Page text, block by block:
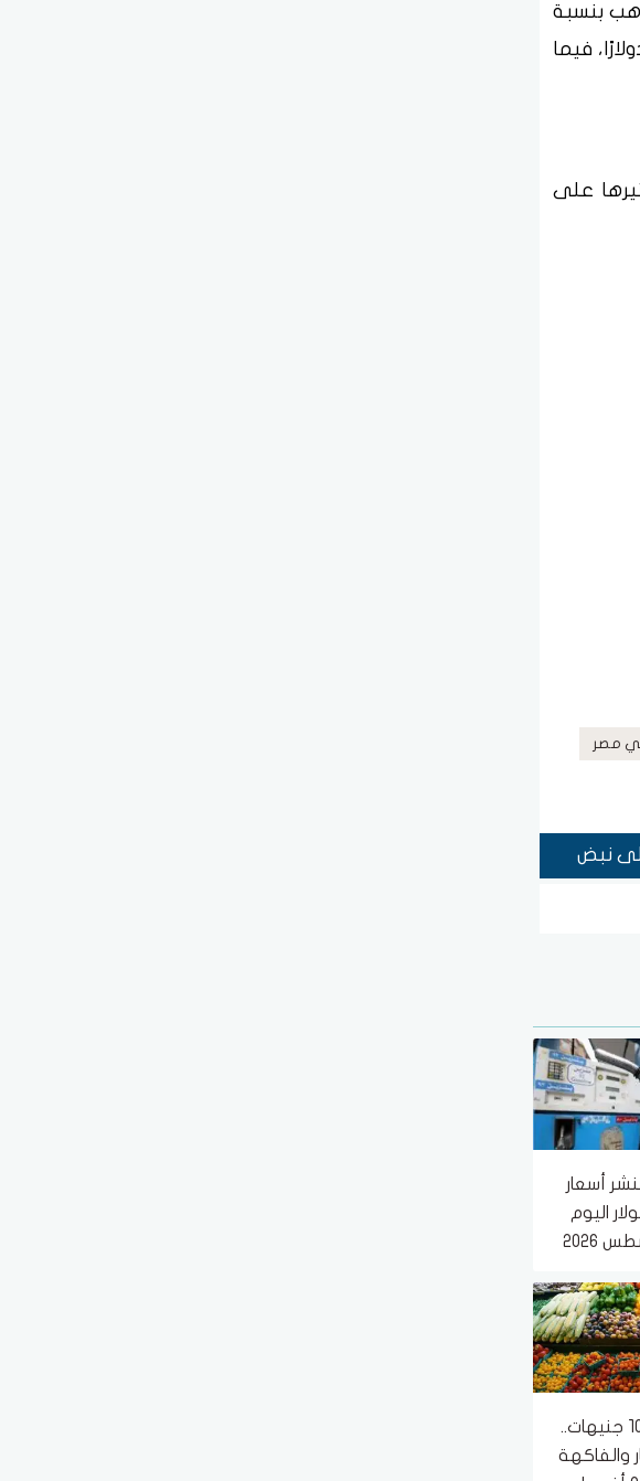
بنسبة
مستوى عند 4451 دولارًا للأوقية، بعد أن افتتحت التداولات عند 4490 دولارًا، فيما
على
مصر
نبض
أسعار
اليوم
الأحد 9 أغسطس 2026
الطماطم بـ10 جنيهات..
والفاكهة